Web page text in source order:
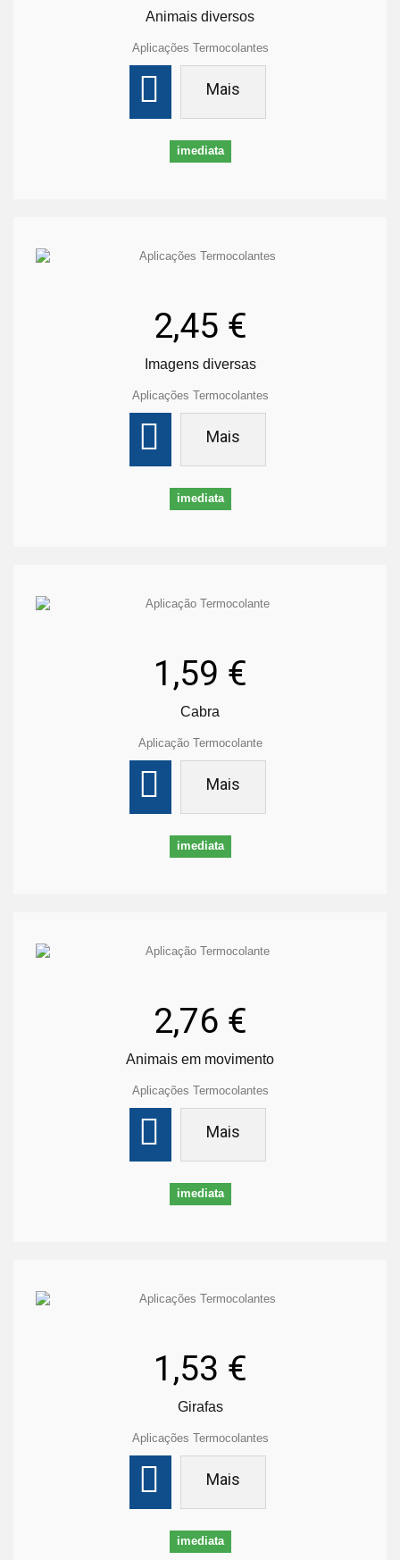
Animais diversos
Aplicações Termocolantes
Mais
imediata
2,45 €
Imagens diversas
Aplicações Termocolantes
Mais
imediata
1,59 €
Cabra
Aplicação Termocolante
Mais
imediata
2,76 €
Animais em movimento
Aplicações Termocolantes
Mais
imediata
1,53 €
Girafas
Aplicações Termocolantes
Mais
imediata